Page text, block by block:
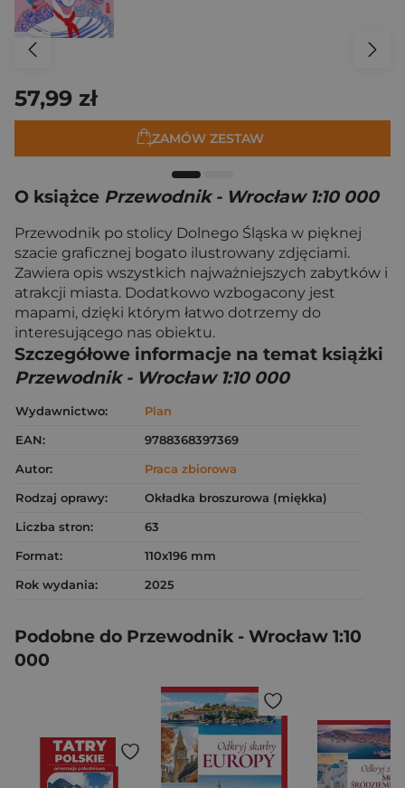
57,99 zł
ZAMÓW ZESTAW
O książce Przewodnik - Wrocław 1:10 000
Przewodnik po stolicy Dolnego Śląska w pięknej
szacie graficznej bogato ilustrowany zdjęciami.
Zawiera opis wszystkich najważniejszych zabytków i
atrakcji miasta. Dodatkowo wzbogacony jest
mapami, dzięki którym łatwo dotrzemy do
interesującego nas obiektu.
Szczegółowe informacje na temat książki
Przewodnik - Wrocław 1:10 000
Wydawnictwo:
Plan
EAN:
9788368397369
Autor:
Praca zbiorowa
Rodzaj oprawy:
Okładka broszurowa (miękka)
Liczba stron:
63
Format:
110x196 mm
Rok wydania:
2025
Podobne do Przewodnik - Wrocław 1:10
000